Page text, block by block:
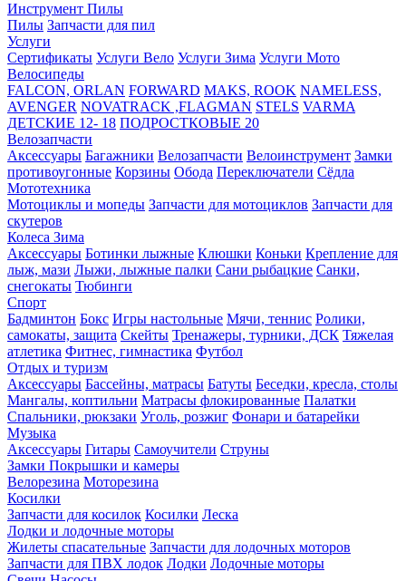
Инструмент Пилы
Пилы Запчасти для пил
Услуги
Сертификаты Услуги Вело Услуги Зима Услуги Мото
Велосипеды
FALCON, ORLAN FORWARD MAKS, ROOK NAMELESS,
AVENGER NOVATRACK ,FLAGMAN STELS VARMA
ДЕТСКИЕ 12- 18 ПОДРОСТКОВЫЕ 20
Велозапчасти
Аксессуары Багажники Велозапчасти Велоинструмент Замки
противоугонные Корзины Обода Переключатели Сёдла
Мототехника
Мотоциклы и мопеды Запчасти для мотоциклов Запчасти для
скутеров
Колеса Зима
Аксессуары Ботинки лыжные Клюшки Коньки Крепление для
лыж, мази Лыжи, лыжные палки Сани рыбацкие Санки,
снегокаты Тюбинги
Спорт
Бадминтон Бокс Игры настольные Мячи, теннис Ролики,
самокаты, защита Скейты Тренажеры, турники, ДСК Тяжелая
атлетика Фитнес, гимнастика Футбол
Отдых и туризм
Аксессуары Бассейны, матрасы Батуты Беседки, кресла, столы
Мангалы, коптильни Матрасы флокированные Палатки
Спальники, рюкзаки Уголь, розжиг Фонари и батарейки
Музыка
Аксессуары Гитары Самоучители Струны
Замки Покрышки и камеры
Велорезина Моторезина
Косилки
Запчасти для косилок Косилки Леска
Лодки и лодочные моторы
Жилеты спасательные Запчасти для лодочных моторов
Запчасти для ПВХ лодок Лодки Лодочные моторы